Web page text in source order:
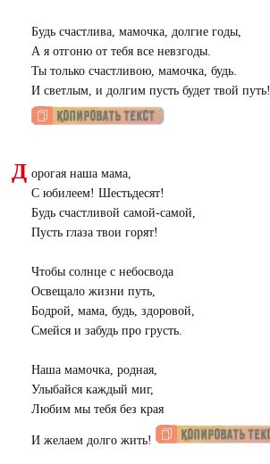
Будь счастлива, мамочка, долгие годы,
А я отгоню от тебя все невзгоды.
Ты только счастливою, мамочка, будь.
И светлым, и долгим пусть будет твой путь!
Д орогая наша мама,
С юбилеем! Шестьдесят!
Будь счастливой самой-самой,
Пусть глаза твои горят!
Чтобы солнце с небосвода
Освещало жизни путь,
Бодрой, мама, будь, здоровой,
Смейся и забудь про грусть.
Наша мамочка, родная,
Улыбайся каждый миг,
Любим мы тебя без края
И желаем долго жить!